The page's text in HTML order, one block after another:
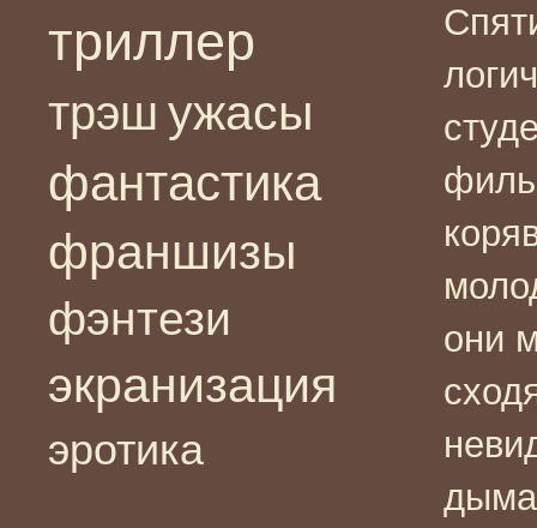
триллер
трэш ужасы
фантастика
франшизы
фэнтези
экранизация
эротика
они
дыма